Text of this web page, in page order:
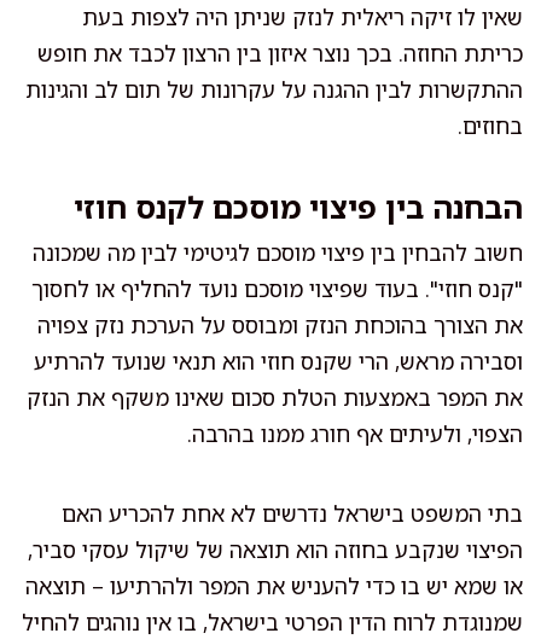
שאין לו זיקה ריאלית לנזק שניתן היה לצפות בעת
כריתת החוזה. בכך נוצר איזון בין הרצון לכבד את חופש
ההתקשרות לבין ההגנה על עקרונות של תום לב והגינות
בחוזים.
הבחנה בין פיצוי מוסכם לקנס חוזי
חשוב להבחין בין פיצוי מוסכם לגיטימי לבין מה שמכונה
"קנס חוזי". בעוד שפיצוי מוסכם נועד להחליף או לחסוך
את הצורך בהוכחת הנזק ומבוסס על הערכת נזק צפויה
וסבירה מראש, הרי שקנס חוזי הוא תנאי שנועד להרתיע
את המפר באמצעות הטלת סכום שאינו משקף את הנזק
הצפוי, ולעיתים אף חורג ממנו בהרבה.
בתי המשפט בישראל נדרשים לא אחת להכריע האם
הפיצוי שנקבע בחוזה הוא תוצאה של שיקול עסקי סביר,
או שמא יש בו כדי להעניש את המפר ולהרתיעו – תוצאה
שמנוגדת לרוח הדין הפרטי בישראל, בו אין נוהגים להחיל